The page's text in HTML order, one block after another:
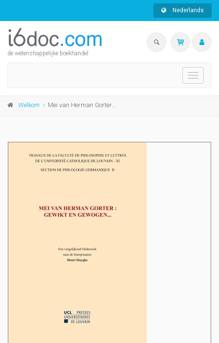
Nederlands
de wetenshappelijke boekhandel
Toggle
Welkom Mei van Herman Gorter : gewikt en gewogen... Een vergelijkend onderzoek naar de interpretaties